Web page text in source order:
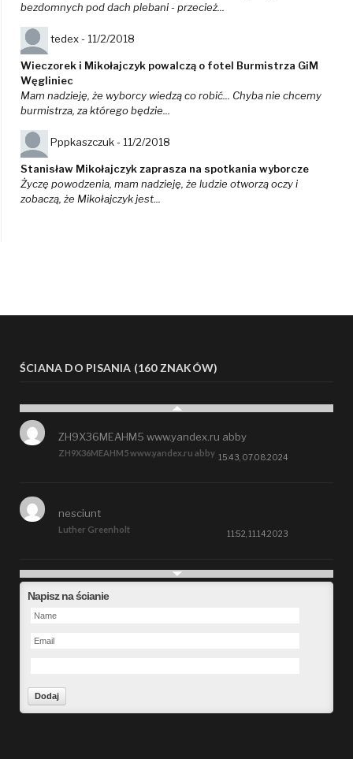
bezdomnych pod dach plebani - przecież...
tedex - 11/2/2018
Wieczorek i Mikołajczyk powalczą o fotel Burmistrza GiM
Węgliniec
Mam nadzieję, że wyborcy wiedzą co robić... Chyba nie chcemy
burmistrza, za którego będzie...
Pppkaszczuk - 11/2/2018
Stanisław Mikołajczyk zaprasza na spotkania wyborcze
Życzę powodzenia, mam nadzieję, że ludzie otworzą oczy i
zobaczą, że Mikołajczyk jest...
ŚCIANA DO PISANIA (160 ZNAKÓW)
ZH9X36MEAHM5 www.yandex.ru abby
ZH9X36MEAHM5 www.yandex.ru abby
15:43, 07.08.2024
Luther Greenholt
nesciunt
11:52, 11.14.2023
Future
Napisz na ścianie